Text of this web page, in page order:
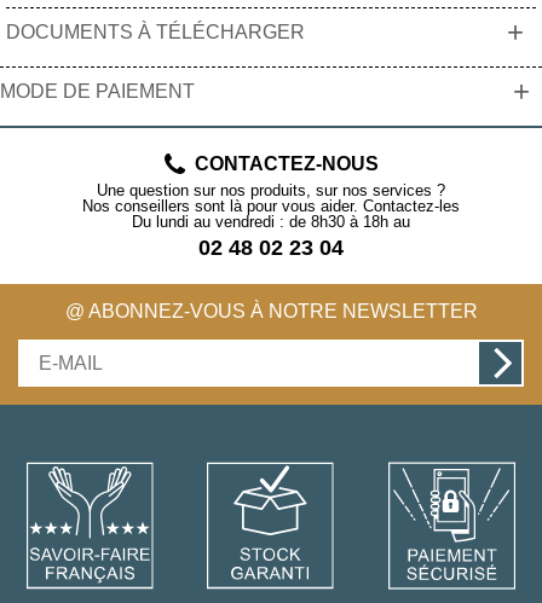
DOCUMENTS À TÉLÉCHARGER +
MODE DE PAIEMENT +
CONTACTEZ-NOUS
Une question sur nos produits, sur nos services ?
Nos conseillers sont là pour vous aider. Contactez-les
Du lundi au vendredi : de 8h30 à 18h au
02 48 02 23 04
@ ABONNEZ-VOUS À NOTRE NEWSLETTER